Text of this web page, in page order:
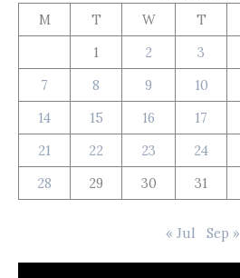
M
T W T
1
2 3
7
8 9 10
14
15 16 17
21
22 23 24
28
29 30 31
« Jul Sep »